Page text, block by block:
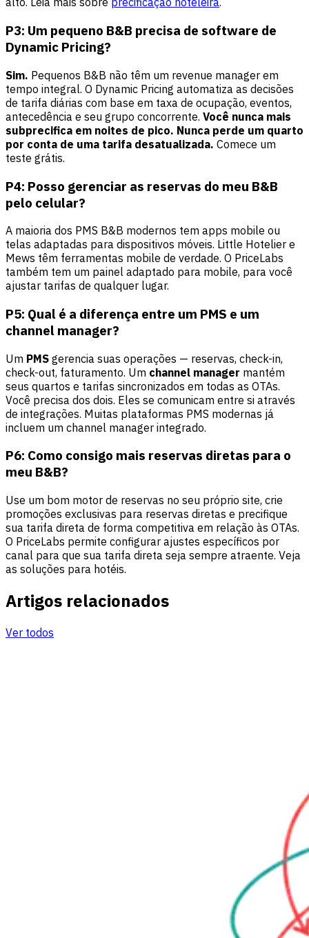
P3: Um pequeno B&B precisa de software de
Dynamic Pricing?
Sim. Pequenos B&B não têm um revenue manager em
tempo integral. O Dynamic Pricing automatiza as decisões
de tarifa diárias com base em taxa de ocupação, eventos,
antecedência e seu grupo concorrente. Você nunca mais
subprecifica em noites de pico. Nunca perde um quarto
por conta de uma tarifa desatualizada. Comece um
teste grátis.
P4: Posso gerenciar as reservas do meu B&B
pelo celular?
A maioria dos PMS B&B modernos tem apps mobile ou
telas adaptadas para dispositivos móveis. Little Hotelier e
Mews têm ferramentas mobile de verdade. O PriceLabs
também tem um painel adaptado para mobile, para você
ajustar tarifas de qualquer lugar.
P5: Qual é a diferença entre um PMS e um
channel manager?
Um PMS gerencia suas operações — reservas, check-in,
check-out, faturamento. Um channel manager mantém
seus quartos e tarifas sincronizados em todas as OTAs.
Você precisa dos dois. Eles se comunicam entre si através
de integrações. Muitas plataformas PMS modernas já
incluem um channel manager integrado.
P6: Como consigo mais reservas diretas para o
meu B&B?
Use um bom motor de reservas no seu próprio site, crie
promoções exclusivas para reservas diretas e precifique
sua tarifa direta de forma competitiva em relação às OTAs.
O PriceLabs permite configurar ajustes específicos por
canal para que sua tarifa direta seja sempre atraente. Veja
as soluções para hotéis.
Artigos relacionados
Ver todos